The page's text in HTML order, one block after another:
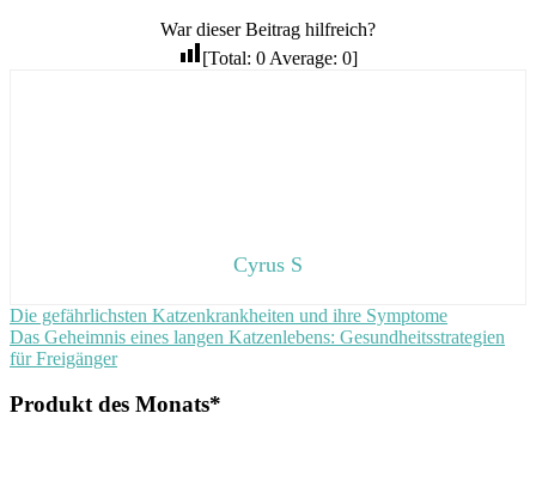
War dieser Beitrag hilfreich?
[Total: 0 Average: 0]
Cyrus S
Beitragsnavigation
Vorheriger
Beitrag:
Die gefährlichsten Katzenkrankheiten und ihre Symptome
Nächster
Beitrag:
Das Geheimnis eines langen Katzenlebens: Gesundheitsstrategien
für Freigänger
Produkt des Monats*